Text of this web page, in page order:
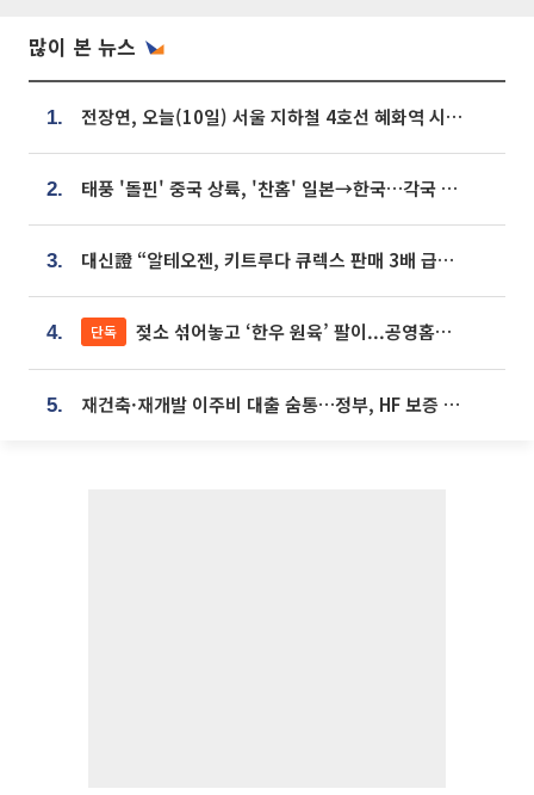
많이 본 뉴스
1. 전장연, 오늘(10일) 서울 지하철 4호선 혜화역 시위…1호선 용산역 무정차
2. 태풍 '돌핀' 중국 상륙, '찬홈' 일본→한국…각국 기상청 예상 경로는?
3. 대신證 “알테오젠, 키트루다 큐렉스 판매 3배 급증…목표가 41만원 상향”
4. 단독 젖소 섞어놓고 ‘한우 원육’ 팔이...공영홈쇼핑 표기·검증 구멍
5. 재건축·재개발 이주비 대출 숨통…정부, HF 보증 신설 추진